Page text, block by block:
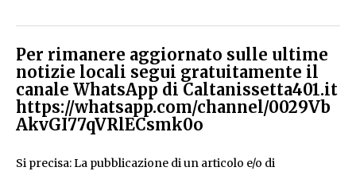
Per rimanere aggiornato sulle ultime
notizie locali segui gratuitamente il
canale WhatsApp di Caltanissetta401.it
https://whatsapp.com/channel/0029Vb
AkvGI77qVRlECsmk0o
Si precisa: La pubblicazione di un articolo e/o di